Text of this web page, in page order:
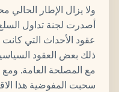
عقود الأحداث التي
ذلك بعض العقود
سحبت المفوضية هذا